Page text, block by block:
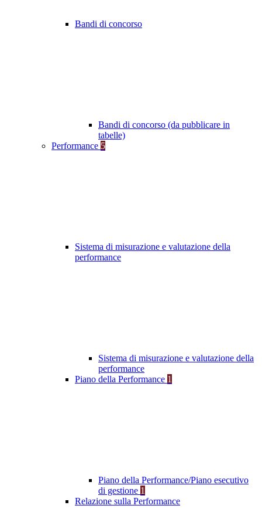
Bandi di concorso
Bandi di concorso (da pubblicare in
tabelle)
Performance 5
Sistema di misurazione e valutazione della
performance
Sistema di misurazione e valutazione della
performance
Piano della Performance 1
Piano della Performance/Piano esecutivo
di gestione 1
Relazione sulla Performance